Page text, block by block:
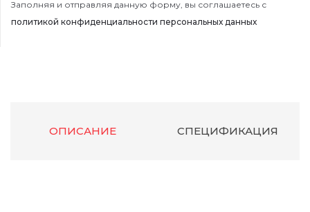
Заполняя и отправляя данную форму, вы соглашаетесь с
политикой конфиденциальности персональных данных
ОПИСАНИЕ СПЕЦИФИКАЦИЯ